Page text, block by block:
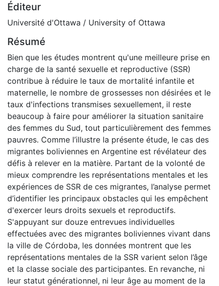
Éditeur
Université d'Ottawa / University of Ottawa
Résumé
Bien que les études montrent qu'une meilleure prise en
charge de la santé sexuelle et reproductive (SSR)
contribue à réduire le taux de mortalité infantile et
maternelle, le nombre de grossesses non désirées et le
taux d'infections transmises sexuellement, il reste
beaucoup à faire pour améliorer la situation sanitaire
des femmes du Sud, tout particulièrement des femmes
pauvres. Comme l’illustre la présente étude, le cas des
migrantes boliviennes en Argentine est révélateur des
défis à relever en la matière. Partant de la volonté de
mieux comprendre les représentations mentales et les
expériences de SSR de ces migrantes, l’analyse permet
d’identifier les principaux obstacles qui les empêchent
d'exercer leurs droits sexuels et reproductifs.
S'appuyant sur douze entrevues individuelles
effectuées avec des migrantes boliviennes vivant dans
la ville de Córdoba, les données montrent que les
représentations mentales de la SSR varient selon l’âge
et la classe sociale des participantes. En revanche, ni
leur statut générationnel, ni leur âge au moment de la